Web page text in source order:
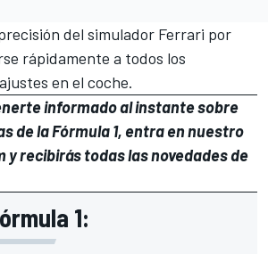
del simulador Ferrari por
rápidamente a todos los
en el coche.
informado al instante sobre
de la Fórmula 1, entra ennuestro
y recibirás todas las novedades de
1: